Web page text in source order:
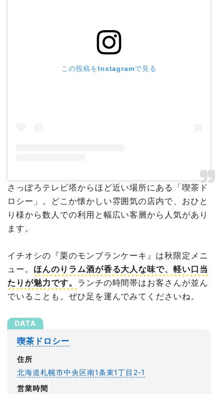
この投稿をInstagramで見る
さっぽろテレビ塔からほど近い場所にある「喫茶ド
ロシー」。どこか懐かしい雰囲気の店内で、おひと
り様から数人での利用と幅広い客層から人気があり
ます。
イチオシの『栗のモンブランケーキ』は秋限定メニ
ュー。 ほんのりラム酒が香る大人な味で、軽い口当
たりが魅力です。 ランチの時間帯はお客さんが並ん
でいることも。ぜひ足を運んでみてくださいね。
喫茶ドロシー
住所
北海道札幌市中央区南1条東1丁目2‐1
営業時間